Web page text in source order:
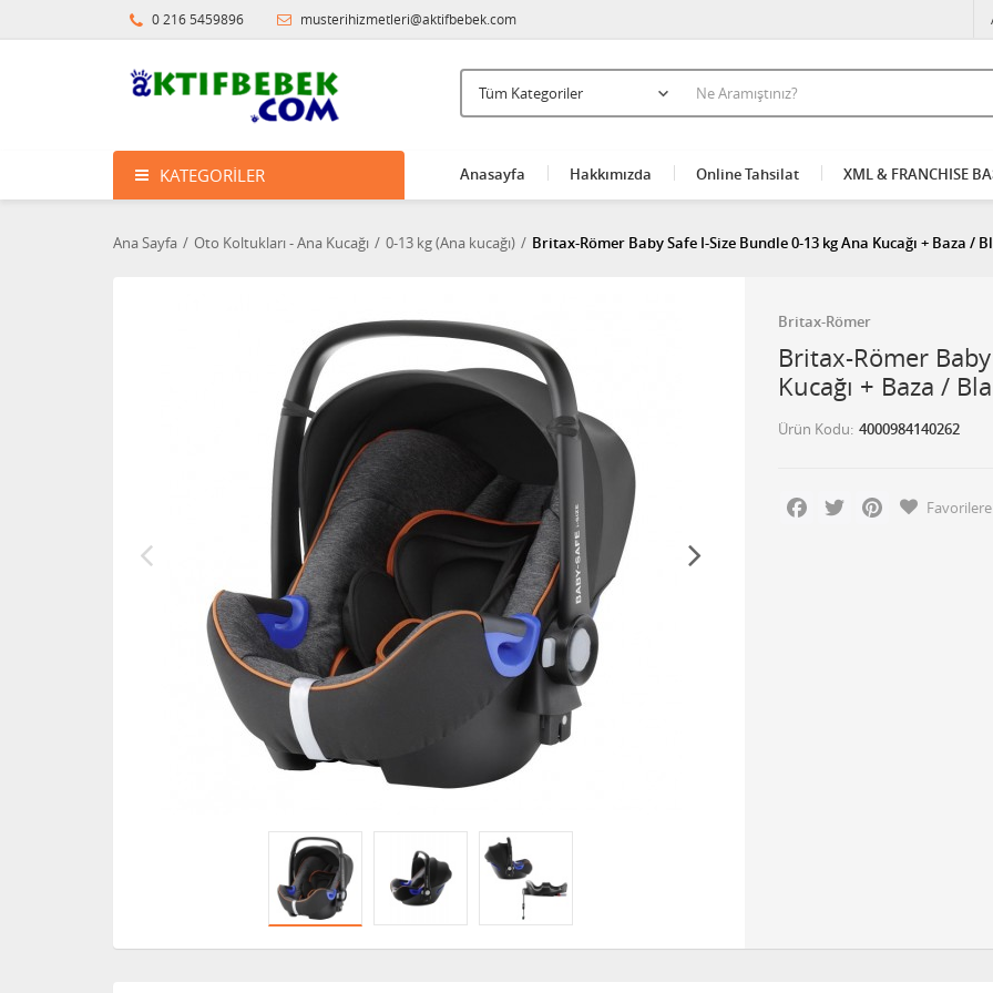
0 216 5459896 musterihizmetleri@aktifbebek.com
KATEGORILER Anasayfa Hakkımızda Online Tahsilat XML & FRANCHISE
Ana Sayfa Oto Koltukları - Ana Kucağı 0-13 kg (Ana kucağı) Britax-Römer Baby Safe I-Size Bundle 0-13 kg Ana Kucağı + Baza /
Britax-Römer
Britax-Römer
Kucağı + Baza /
Ürün Kodu 4000984140262
Facebook
Twitter Pinterest